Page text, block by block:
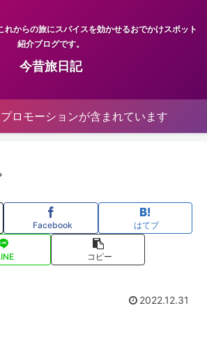
れからの旅にスパイスを効かせるおでかけスポット
紹介ブログです。
今昔旅日記
ロモーションが含まれています
Facebook はてブ
コピー
2022.12.31